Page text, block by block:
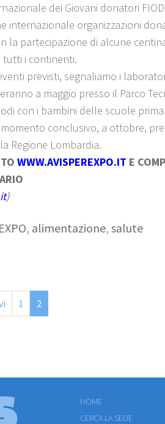
dei Giovani donatori
internazionale organizzazioni
la partecipazione di alcune
i continenti.
previsti, segnaliamo i
a maggio presso il Parco
con i bambini delle scuole
conclusivo, a ottobre,
Regione Lombardia.
WWW.AVISPEREXPO.IT E
)
EXPO, alimentazione, salute
1 2
HOME
CERCA LA SEDE